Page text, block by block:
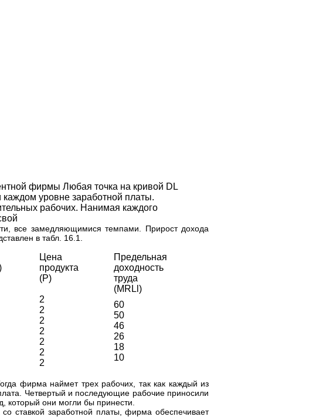
фирмы Любая точка на кривой DL
уровне заработной платы.
рабочих. Нанимая каждого
все замедляющимися темпами. Прирост дохода
в табл. 16.1.
Цена
продукта
(Р)
Предельная
доходность
труда
(MRLl)
2
2
2
2
2
2
2
60
50
46
26
18
10
фирма наймет трех рабочих, так как каждый из
Четвертый и последующие рабочие приносили
который они могли бы принести.
ставкой заработной платы, фирма обеспечивает